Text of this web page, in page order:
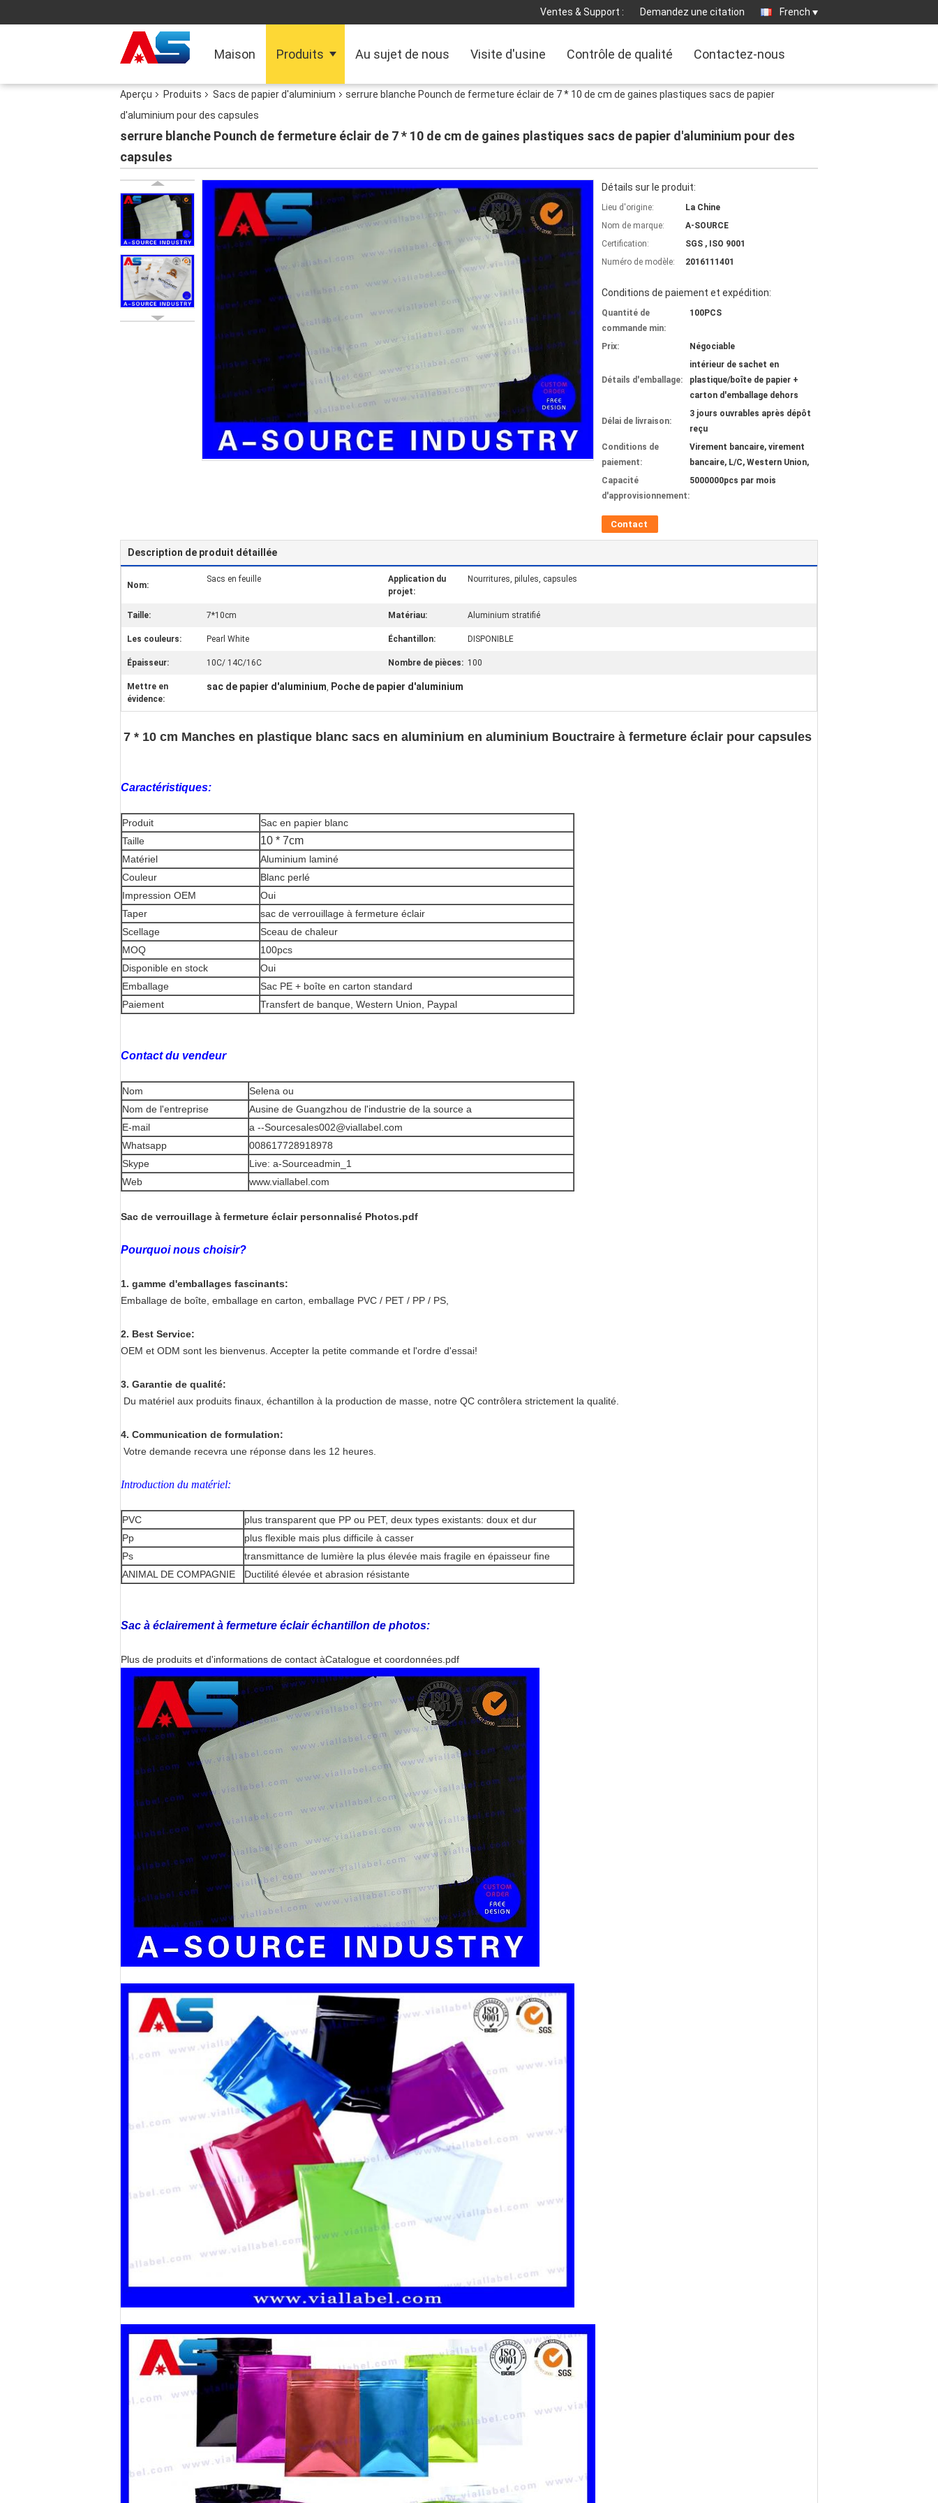
Ventes & Support : Demandez une citation French
Maison Produits Au sujet de nous Visite d'usine Contrôle de qualité Contactez-nous
Aperçu Produits Sacs de papier d'aluminium
serrure blanche Pounch de fermeture éclair de 7 * 10 de cm de gaines plastiques sacs de papier
d'aluminium pour des capsules
serrure blanche Pounch de fermeture éclair de 7 * 10 de cm de gaines plastiques sacs de papier d'aluminium pour des
capsules
Détails sur le produit:
Lieu d'origine:
La Chine
Nom de marque:
A-SOURCE
Certification:
SGS , ISO 9001
Numéro de modèle:
2016111401
Conditions de paiement et expédition:
Quantité de
commande min:
100PCS
Prix: Négociable
Détails d'emballage:
intérieur de sachet en
plastique/boîte de papier +
carton d'emballage dehors
Délai de livraison:
3 jours ouvrables après dépôt
reçu
Conditions de
paiement:
Virement bancaire, virement
bancaire, L/C, Western Union,
Capacité
d'approvisionnement:
5000000pcs par mois
Contact
Description de produit détaillée
Nom:
Sacs en feuille
Application du
projet:
Nourritures, pilules, capsules
Taille: 7*10cm Matériau: Aluminium stratifié
Les couleurs: Pearl White Échantillon: DISPONIBLE
Épaisseur: 10C/ 14C/16C Nombre de pièces: 100
Mettre en
évidence:
sac de papier d'aluminium, Poche de papier d'aluminium
7 * 10 cm Manches en plastique blanc sacs en aluminium en aluminium Bouctraire à fermeture éclair pour capsules
Caractéristiques:
Produit
Sac en papier blanc
Taille
10 * 7cm
Matériel
Aluminium laminé
Couleur
Blanc perlé
Impression OEM
Oui
Taper
sac de verrouillage à fermeture éclair
Scellage
Sceau de chaleur
MOQ
100pcs
Disponible en stock
Oui
Emballage
Sac PE + boîte en carton standard
Paiement
Transfert de banque, Western Union, Paypal
Contact du vendeur
Nom
Selena ou
Nom de l'entreprise
Ausine de Guangzhou de l'industrie de la source a
E-mail
a --Sourcesales002@viallabel.com
Whatsapp
008617728918978
Skype
Live: a-Sourceadmin_1
Web
www.viallabel.com
Sac de verrouillage à fermeture éclair personnalisé Photos.pdf
Pourquoi nous choisir?
1. gamme d'emballages fascinants:
Emballage de boîte, emballage en carton, emballage PVC / PET / PP / PS,
2. Best Service:
OEM et ODM sont les bienvenus. Accepter la petite commande et l'ordre d'essai!
3. Garantie de qualité:
Du matériel aux produits finaux, échantillon à la production de masse, notre QC contrôlera strictement la qualité.
4. Communication de formulation:
Votre demande recevra une réponse dans les 12 heures.
Introduction du matériel:
PVC
plus transparent que PP ou PET, deux types existants: doux et dur
Pp
plus flexible mais plus difficile à casser
Ps
transmittance de lumière la plus élevée mais fragile en épaisseur fine
ANIMAL DE COMPAGNIE
Ductilité élevée et abrasion résistante
Sac à éclairement à fermeture éclair échantillon de photos:
Plus de produits et d'informations de contact àCatalogue et coordonnées.pdf